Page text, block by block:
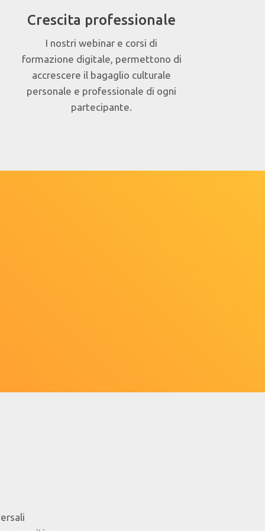
Crescita professionale
I nostri webinar e corsi di
formazione digitale, permettono di
accrescere il bagaglio culturale
personale e professionale di ogni
partecipante.